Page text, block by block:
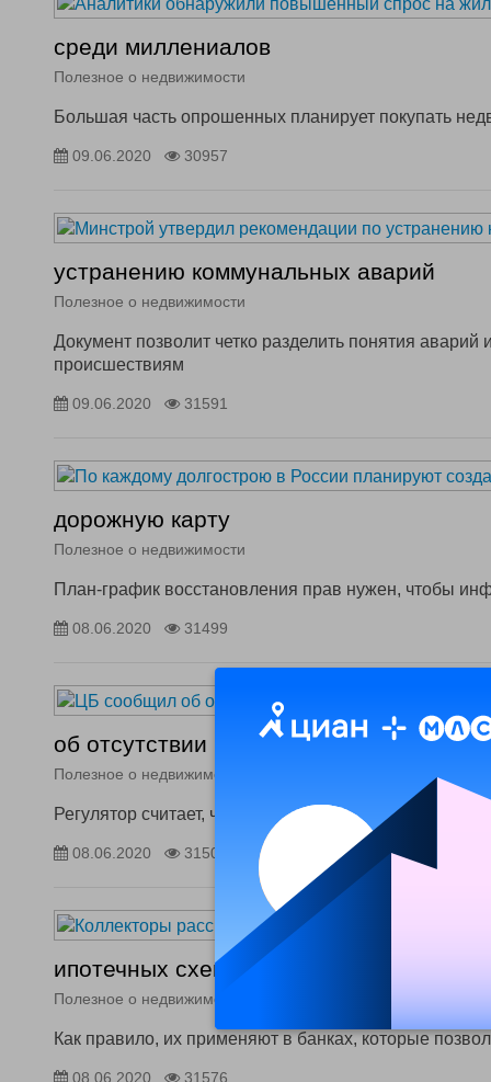
среди миллениалов
Полезное о недвижимости
Большая часть опрошенных планирует покупать
09.06.2020 30957
устранению коммунальных аварий
Полезное о недвижимости
Документ позволит четко разделить понятия
происшествиям
09.06.2020 31591
дорожную карту
Полезное о недвижимости
План-график восстановления прав нужен, чтобы
08.06.2020 31499
об отсутствии рисков для банков при
Полезное о недвижимости
Регулятор считает, что снижение платежа с 20% до
08.06.2020 31508
ипотечных схемах без
Полезное о недвижимости
Как правило, их применяют в банках, которые
08.06.2020 31576